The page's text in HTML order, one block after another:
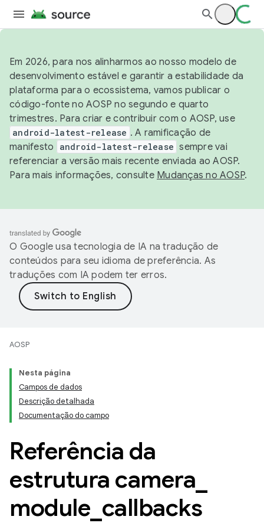
Em 2026, para nos alinharmos ao nosso modelo de
desenvolvimento estável e garantir a estabilidade da
plataforma para o ecossistema, vamos publicar o
código-fonte no AOSP no segundo e quarto
trimestres. Para criar e contribuir com o AOSP, use
android-latest-release . A ramificação de
manifesto
android-latest-release sempre vai
referenciar a versão mais recente enviada ao AOSP.
Para mais informações, consulte Mudanças no AOSP.
O Google usa tecnologia de IA na tradução de
conteúdos para seu idioma de preferência. As
traduções com IA podem ter erros.
AOSP
Nesta página
Campos de dados
Descrição detalhada
Documentação do campo
Referência da
estrutura camera
module callbacks